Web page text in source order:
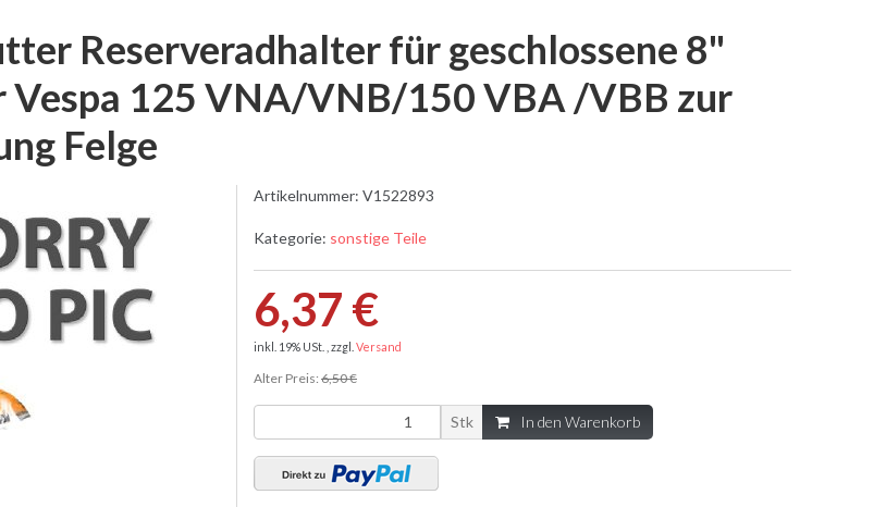
Reserveradhalter für geschlossene 8"
Vespa 125 VNA/VNB/150 VBA /VBB zur
Felge
Artikelnummer: V1522893
Kategorie: sonstige Teile
6,37 €
inkl. 19% USt. , zzgl. Versand
Alter Preis: 6,50 €
Stk In den Warenkorb